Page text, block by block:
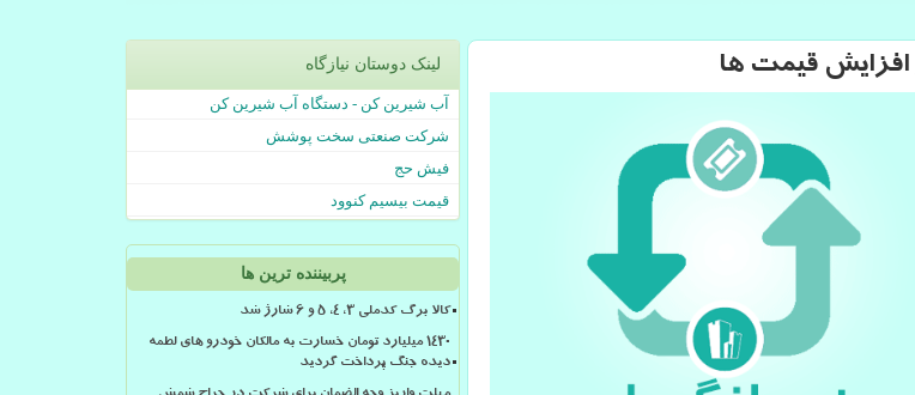
افزایش قیمت ها لینک دوستان نیازگاه
آب شیرین کن - دستگاه آب شیرین کن
شرکت صنعتی سخت پوشش
فیش حج
قیمت بیسیم کنوود
پربیننده ترین ها
کالا برگ کدملی 3، 4، 5 و 6 شارژ شد
۱۴۳۰ میلیارد تومان خسارت به مالکان خودرو های لطمه
دیده جنگ پرداخت گردید